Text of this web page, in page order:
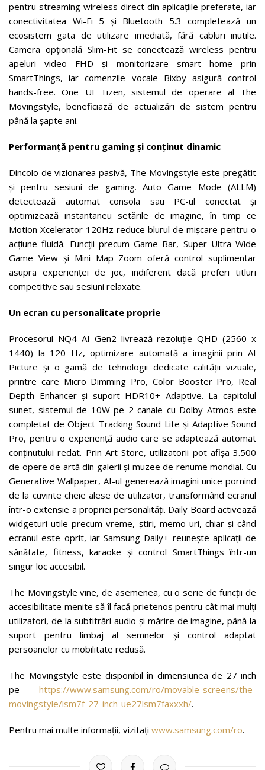
pentru streaming wireless direct din aplicațiile preferate, iar
conectivitatea Wi-Fi 5 și Bluetooth 5.3 completează un
ecosistem gata de utilizare imediată, fără cabluri inutile.
Camera opțională Slim-Fit se conectează wireless pentru
apeluri video FHD și monitorizare smart home prin
SmartThings, iar comenzile vocale Bixby asigură control
hands-free. One UI Tizen, sistemul de operare al The
Movingstyle, beneficiază de actualizări de sistem pentru
până la șapte ani.
Performanță pentru gaming și conținut dinamic
Dincolo de vizionarea pasivă, The Movingstyle este pregătit
și pentru sesiuni de gaming. Auto Game Mode (ALLM)
detectează automat consola sau PC-ul conectat și
optimizează instantaneu setările de imagine, în timp ce
Motion Xcelerator 120Hz reduce blurul de mișcare pentru o
acțiune fluidă. Funcții precum Game Bar, Super Ultra Wide
Game View și Mini Map Zoom oferă control suplimentar
asupra experienței de joc, indiferent dacă preferi titluri
competitive sau sesiuni relaxate.
Un ecran cu personalitate proprie
Procesorul NQ4 AI Gen2 livrează rezoluție QHD (2560 x
1440) la 120 Hz, optimizare automată a imaginii prin AI
Picture și o gamă de tehnologii dedicate calității vizuale,
printre care Micro Dimming Pro, Color Booster Pro, Real
Depth Enhancer și suport HDR10+ Adaptive. La capitolul
sunet, sistemul de 10W pe 2 canale cu Dolby Atmos este
completat de Object Tracking Sound Lite și Adaptive Sound
Pro, pentru o experiență audio care se adaptează automat
conținutului redat. Prin Art Store, utilizatorii pot afișa 3.500
de opere de artă din galerii și muzee de renume mondial. Cu
Generative Wallpaper, AI-ul generează imagini unice pornind
de la cuvinte cheie alese de utilizator, transformând ecranul
într-o extensie a propriei personalități. Daily Board activează
widgeturi utile precum vreme, știri, memo-uri, chiar și când
ecranul este oprit, iar Samsung Daily+ reunește aplicații de
sănătate, fitness, karaoke și control SmartThings într-un
singur loc accesibil.
The Movingstyle vine, de asemenea, cu o serie de funcții de
accesibilitate menite să îl facă prietenos pentru cât mai mulți
utilizatori, de la subtitrări audio și mărire de imagine, până la
suport pentru limbaj al semnelor și control adaptat
persoanelor cu mobilitate redusă.
The Movingstyle este disponibil în dimensiunea de 27 inch
pe https://www.samsung.com/ro/movable-screens/the-
movingstyle/lsm7f-27-inch-ue27lsm7faxxxh/.
Pentru mai multe informații, vizitați www.samsung.com/ro.